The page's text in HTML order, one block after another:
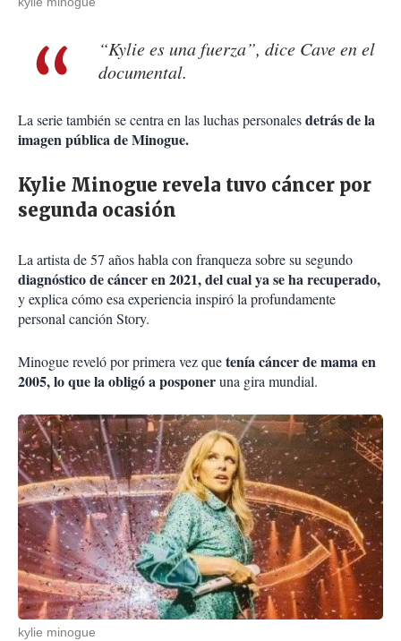
“Kylie es una fuerza”, dice Cave en el
documental.
La serie también se centra en las luchas personalesdetrás de la
imagen pública de Minogue.
Kylie Minogue revela tuvo cáncer por
segunda ocasión
La artista de 57 años habla con franqueza sobre su segundo
diagnóstico de cáncer en 2021, del cual ya se ha recuperado,
y explica cómo esa experiencia inspiró la profundamente
personal canción Story.
Minogue reveló por primera vez quetenía cáncer de mama en
2005, lo que la obligó a posponeruna gira mundial.
kylie minogue